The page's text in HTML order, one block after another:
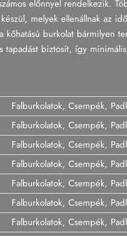
előnnyel rendelkezik.
melyek ellenállnak az
burkolat bármilyen
biztosít, így
Falburkolatok, Csempék,
Falburkolatok, Csempék,
Falburkolatok, Csempék,
Falburkolatok, Csempék,
Falburkolatok, Csempék,
Falburkolatok, Csempék,
Falburkolatok, Csempék,